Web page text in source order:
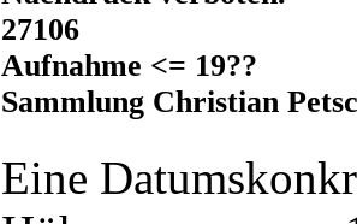
27106
Aufnahme <= 19??
Sammlung Christian
Eine